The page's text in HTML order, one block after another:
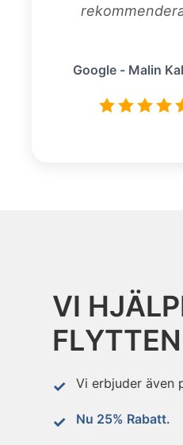
Google - Malin
VI
FLYTTEN
Vi erbjuder även
Nu 25% Rabatt.